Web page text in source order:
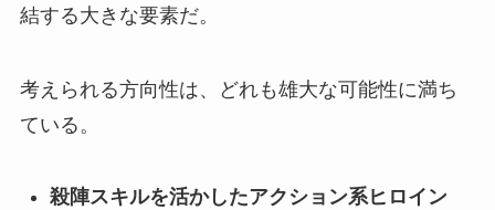
結する大きな要素だ。
考えられる方向性は、どれも雄大な可能性に満ち
ている。
殺陣スキルを活かしたアクション系ヒロイン